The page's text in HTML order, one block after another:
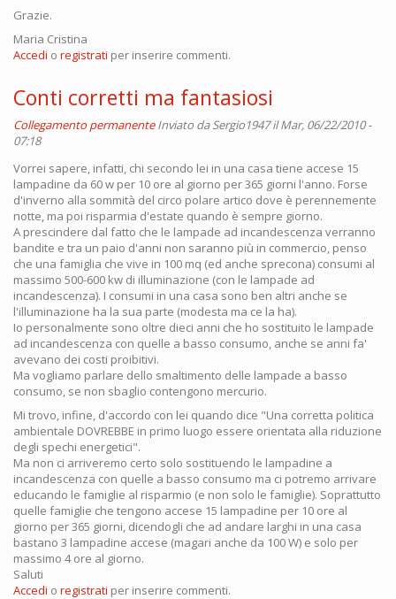
Grazie.
Maria Cristina
Accedi o registrati per inserire commenti.
Conti corretti ma fantasiosi
Collegamento permanente Inviato da Sergio1947il Mar, 06/22/2010 -
07:18
Vorrei sapere, infatti, chi secondo lei in una casa tiene accese 15
lampadine da 60 w per 10 ore al giorno per 365 giorni l'anno. Forse
d'inverno alla sommità del circo polare artico dove è perennemente
notte, ma poi risparmia d'estate quando è sempre giorno.
A prescindere dal fatto che le lampade ad incandescenza verranno
bandite e tra un paio d'anni non saranno più in commercio, penso
che una famiglia che vive in 100 mq (ed anche sprecona) consumi al
massimo 500-600 kw di illuminazione (con le lampade ad
incandescenza). I consumi in una casa sono ben altri anche se
l'illuminazione ha la sua parte (modesta ma ce la ha).
Io personalmente sono oltre dieci anni che ho sostituito le lampade
ad incandescenza con quelle a basso consumo, anche se anni fa'
avevano dei costi proibitivi.
Ma vogliamo parlare dello smaltimento delle lampade a basso
consumo, se non sbaglio contengono mercurio.
Mi trovo, infine, d'accordo con lei quando dice "Una corretta politica
ambientale DOVREBBE in primo luogo essere orientata alla riduzione
degli spechi energetici".
Ma non ci arriveremo certo solo sostituendo le lampadine a
incandescenza con quelle a basso consumo ma ci potremo arrivare
educando le famiglie al risparmio (e non solo le famiglie). Soprattutto
quelle famiglie che tengono accese 15 lampadine per 10 ore al
giorno per 365 giorni, dicendogli che ad andare larghi in una casa
bastano 3 lampadine accese (magari anche da 100 W) e solo per
massimo 4 ore al giorno.
Saluti
Accedi o registrati per inserire commenti.